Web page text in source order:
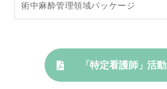
術中麻酔管理領域パッケージ
「特定看護師」活